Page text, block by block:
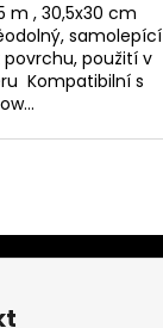
m , 30,5x30 cm
samolepící
použití v
Kompatibilní s